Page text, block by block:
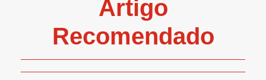
Artigo
Recomendado